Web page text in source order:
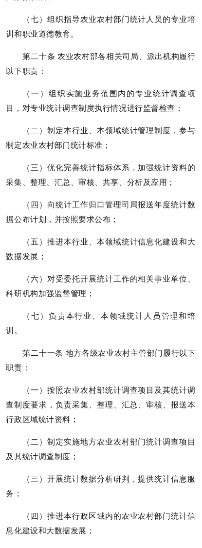
（七）组织指导农业农村部门统计人员的专业培
训和职业道德教育。
第二十条 农业农村部各相关司局、派出机构履行
以下职责：
（一）组织实施业务范围内的专业统计调查项
目，对专业统计调查制度执行情况进行监督检查；
（二）制定本行业、本领域统计管理制度，参与
制定农业农村部门统计标准；
（三）优化完善统计指标体系，加强统计资料的
采集、整理、汇总、审核、共享、分析及应用；
（四）向统计工作归口管理司局报送年度统计数
据公布计划，并按照要求公布；
（五）推进本行业、本领域统计信息化建设和大
数据发展；
（六）对受委托开展统计工作的相关事业单位、
科研机构加强监督管理；
（七）负责本行业、本领域统计人员管理和培
训。
第二十一条 地方各级农业农村主管部门履行以下
职责：
（一）按照农业农村部统计调查项目及其统计调
查制度要求，负责采集、整理、汇总、审核、报送本
行政区域统计资料；
（二）制定实施地方农业农村部门统计调查项目
及其统计调查制度；
（三）开展统计数据分析研判，提供统计信息服
务；
（四）推进本行政区域内的农业农村部门统计信
息化建设和大数据发展；